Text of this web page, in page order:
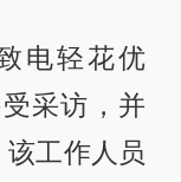
电轻花优
采访，并
该工作人员